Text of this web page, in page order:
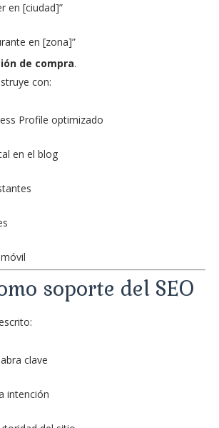
en [ciudad]”
en [zona]”
de compra.
con:
Profile optimizado
en el blog
soporte del SEO
clave
intención